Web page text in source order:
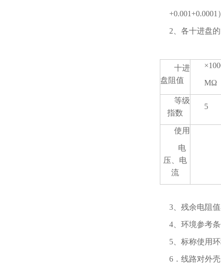
2、各十进盘
十进
盘阻值
MΩ
等级
指数
5
使用
电
压、电
流
3、残余电阻
4、环境参考
5、标称使用
6．线路对外